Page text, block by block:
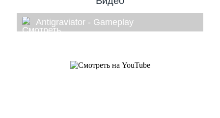
Antigraviator - Gameplay